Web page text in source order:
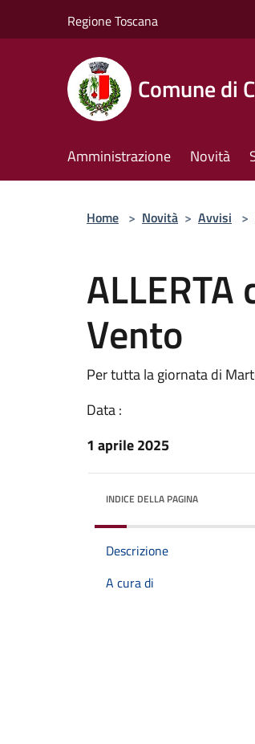
Regione Toscana
Comune di
Amministrazione Novità
Home > Novità > Avvisi >
Vento
Per tutta la giornata di
Data :
1 aprile 2025
INDICE DELLA PAGINA
Descrizione
A cura di